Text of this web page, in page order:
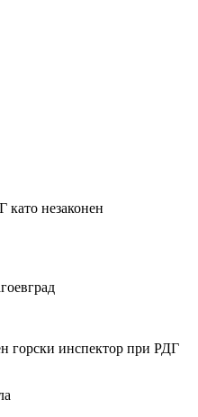
незаконен
горски инспектор при РДГ